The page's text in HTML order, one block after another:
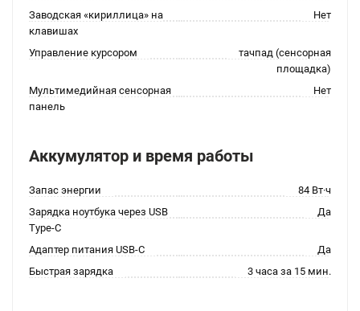
Заводская «кириллица» на
клавишах
Нет
Управление курсором
тачпад (сенсорная
площадка)
Мультимедийная сенсорная
панель
Нет
Аккумулятор и время работы
Запас энергии
84 Вт·ч
Зарядка ноутбука через USB
Type-C
Да
Адаптер питания USB-C
Да
Быстрая зарядка
3 часа за 15 мин.